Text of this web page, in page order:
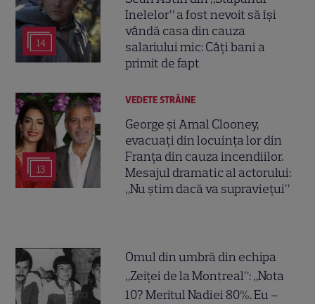
14
Inelelor” a fost nevoit să își
vândă casa din cauza
salariului mic: Câți bani a
primit de fapt
13
VEDETE STRĂINE
George și Amal Clooney,
evacuați din locuința lor din
Franța din cauza incendiilor.
Mesajul dramatic al actorului:
„Nu știm dacă va supraviețui”
Omul din umbră din echipa
„Zeiței de la Montreal”: „Nota
10? Meritul Nadiei 80%. Eu –